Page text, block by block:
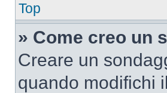
Top
» Come creo un
Creare un
quando modifichi